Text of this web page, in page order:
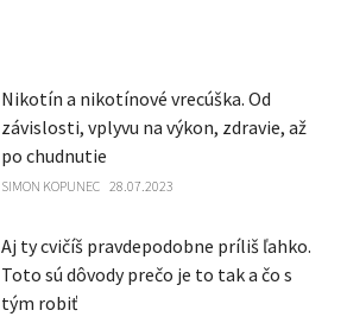
Nikotín a nikotínové vrecúška. Od
závislosti, vplyvu na výkon, zdravie, až
po chudnutie
SIMON KOPUNEC 28.07.2023
Aj ty cvičíš pravdepodobne príliš ľahko.
Toto sú dôvody prečo je to tak a čo s
tým robiť